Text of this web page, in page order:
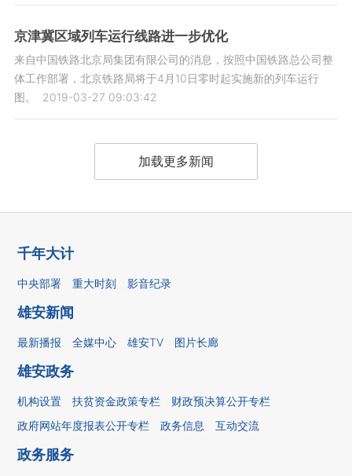
京津冀区域列车运行线路进一步优化
来自中国铁路北京局集团有限公司的消息，按照中国铁路总公司整
体工作部署，北京铁路局将于4月10日零时起实施新的列车运行
图。
2019-03-27 09:03:42
加载更多新闻
千年大计
中央部署 重大时刻 影音纪录
雄安新闻
最新播报 全媒中心 雄安TV 图片长廊
雄安政务
机构设置 扶贫资金政策专栏
财政预决算公开专栏
政府网站年度报表公开专栏
政务信息 互动交流
政务服务